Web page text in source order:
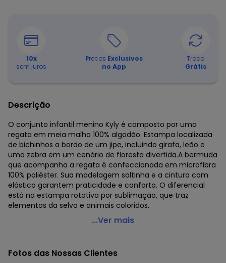
10x
sem juros
Preços Exclusivos
no App
Troca
Grátis
Descrição
O conjunto infantil menino Kyly é composto por uma
regata em meia malha 100% algodão. Estampa localizada
de bichinhos a bordo de um jipe, incluindo girafa, leão e
uma zebra em um cenário de floresta divertida.A bermuda
que acompanha a regata é confeccionada em microfibra
100% poliéster. Sua modelagem soltinha e a cintura com
elástico garantem praticidade e conforto. O diferencial
está na estampa rotativa por sublimação, que traz
elementos da selva e animais coloridos.
Kyly - Conjunto Infantil Menino Bichinhos Branco
Modelagem: Ampla
Comprimento da Manga: Curta
...Ver mais
Fotos das Nossas Clientes